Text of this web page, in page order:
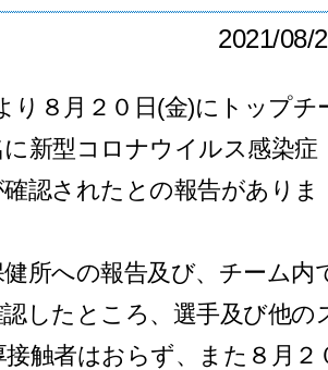
2021/08/
り８月２０日(金)にトップチ
新型コロナウイルス感染症
認されたとの報告がありま
所への報告及び、チーム内
したところ、選手及び他の
触者はおらず、また８月２